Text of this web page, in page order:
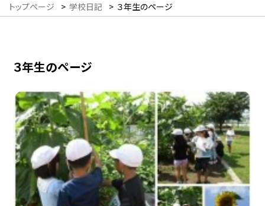
トップページ > 学校日記 > ３年生のページ
３年生のページ